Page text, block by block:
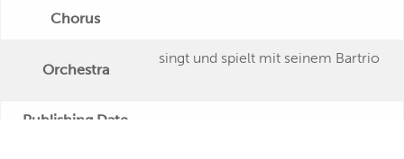
Chorus
Orchestra
singt und spielt mit seinem Bartrio
Publishing Date